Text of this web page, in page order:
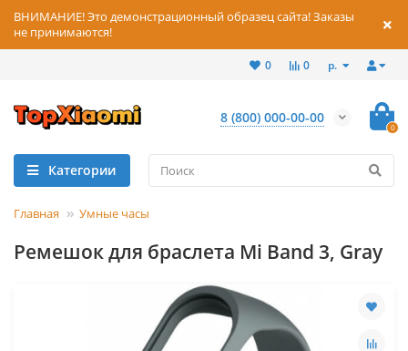
ВНИМАНИЕ! Это демонстрационный образец сайта! Заказы
не принимаются!
р.
0
0
8 (800) 000-00-00
0
Категории
Главная Умные часы
Ремешок для браслета Mi Band 3, Gray